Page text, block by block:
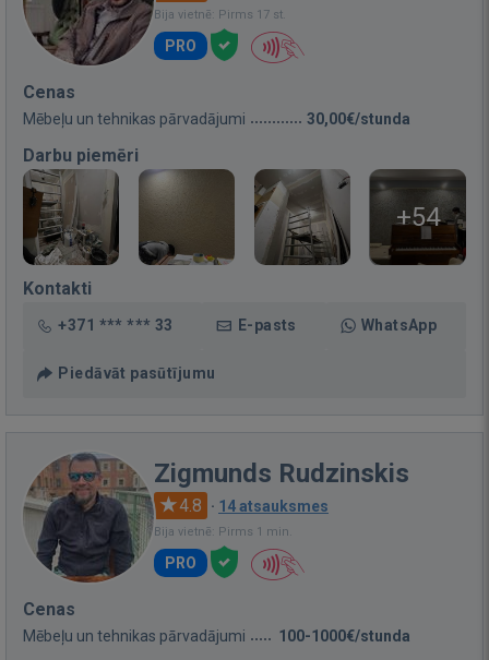
Bija vietnē: Pirms 17 st.
PRO
Cenas
Mēbeļu un tehnikas pārvadājumi 30,00€/stunda
Darbu piemēri
+54
Kontakti
+371 *** *** 33 E-pasts WhatsApp
Piedāvāt pasūtījumu
Zigmunds Rudzinskis
4.8 · 14 atsauksmes
Bija vietnē: Pirms 1 min.
PRO
Cenas
Mēbeļu un tehnikas pārvadājumi 100-1000€/stunda